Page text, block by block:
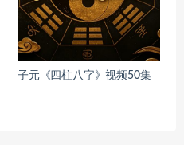
子元《四柱八字》视频50集